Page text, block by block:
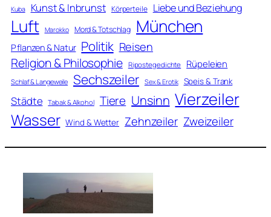
Kuba Kunst & Inbrunst Körperteile Liebe und Beziehung
Luft Marokko Mord & Totschlag München
Pflanzen & Natur Politik Reisen
Religion & Philosophie Ripostegedichte Rüpeleien
Schlaf & Langeweile Sechszeiler Sex & Erotik Speis & Trank
Städte Tabak & Alkohol Tiere Unsinn Vierzeiler
Wasser Wind & Wetter Zehnzeiler Zweizeiler